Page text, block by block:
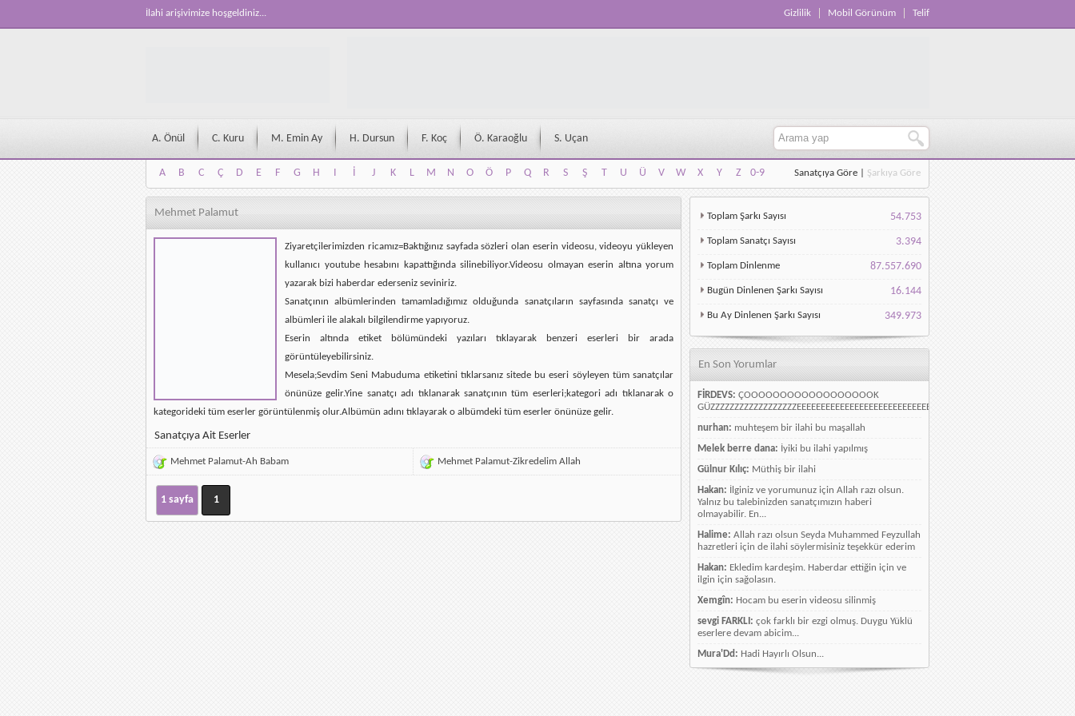
İlahi arişivimize hoşgeldiniz... Gizlilik Mobil Görünüm Telif
A. Önül C. Kuru M. Emin Ay H. Dursun F. Koç Ö. Karaoğlu S. Uçan
A B C Ç D E F G H I İ J K L M N O Ö P Q R S Ş T U Ü V W X Y Z
0-9
A
B C Ç D E F G H I İ J K L M N O Ö P Q R S Ş T U Ü V W X Y Z 0-9
Sanatçıya Göre Şarkıya Göre
Mehmet Palamut
Ziyaretçilerimizden ricamız=Baktığınız sayfada sözleri olan eserin videosu, videoyu yükleyen
kullanıcı youtube hesabını kapattığında silinebiliyor.Videosu olmayan eserin altına yorum
yazarak bizi haberdar ederseniz seviniriz.
Sanatçının albümlerinden tamamladığımız olduğunda sanatçıların sayfasında sanatçı ve
albümleri ile alakalı bilgilendirme yapıyoruz.
Eserin altında etiket bölümündeki yazıları tıklayarak benzeri eserleri bir arada
görüntüleyebilirsiniz.
Mesela;Sevdim Seni Mabuduma etiketini tıklarsanız sitede bu eseri söyleyen tüm sanatçılar
önünüze gelir.Yine sanatçı adı tıklanarak sanatçının tüm eserleri;kategori adı tıklanarak o
kategorideki tüm eserler görüntülenmiş olur.Albümün adını tıklayarak o albümdeki tüm eserler önünüze gelir.
Sanatçıya Ait Eserler
Mehmet Palamut-Ah Babam Mehmet Palamut-Zikredelim Allah
1 sayfa 1
Toplam Şarkı Sayısı 54.753
Toplam Sanatçı Sayısı 3.394
Toplam Dinlenme 87.557.690
Bugün Dinlenen Şarkı Sayısı 16.144
Bu Ay Dinlenen Şarkı Sayısı 349.973
En Son Yorumlar
FİRDEVS: ÇOOOOOOOOOOOOOOOOOOK
GÜZZZZZZZZZZZZZZZZZZEEEEEEEEEEEEEEEEEEEEEEEEEEEEELLLLLLLLLLLLLLLLLLLLLLLL
nurhan: muhteşem bir ilahi bu maşallah
Melek berre dana: İyiki bu ilahi yapılmış
Gülnur Kılıç: Müthiş bir ilahi
Hakan: İlginiz ve yorumunuz için Allah razı olsun.
Yalnız bu talebinizden sanatçımızın haberi
olmayabilir. En...
Halime: Allah razı olsun Seyda Muhammed Feyzullah
hazretleri için de ilahi söylermisiniz teşekkür ederim
Hakan: Ekledim kardeşim. Haberdar ettiğin için ve
ilgin için sağolasın.
Xemgîn: Hocam bu eserin videosu silinmiş
sevgi FARKLI: çok farklı bir ezgi olmuş. Duygu Yüklü
eserlere devam abicim...
Mura'Dd: Hadi Hayırlı Olsun...